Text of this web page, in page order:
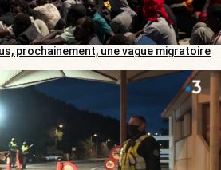
prochainement, une vague migratoire